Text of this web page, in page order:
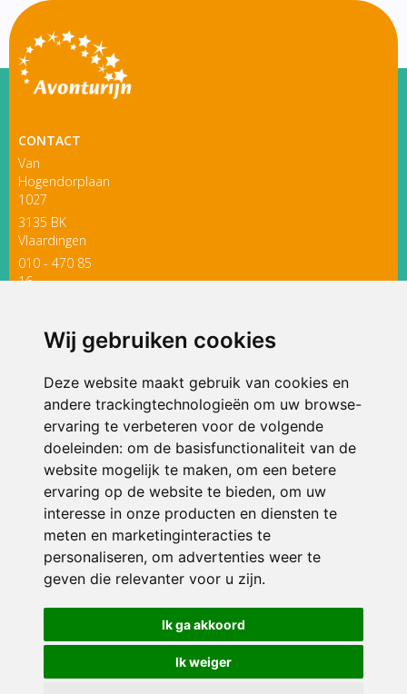
Wij gebruiken cookies
Deze website maakt gebruik van cookies en
andere trackingtechnologieën om uw browse-
ervaring te verbeteren voor de volgende
doeleinden: om de basisfunctionaliteit van de
website mogelijk te maken, om een betere
ervaring op de website te bieden, om uw
interesse in onze producten en diensten te
meten en marketinginteracties te
personaliseren, om advertenties weer te
geven die relevanter voor u zijn.
Ik ga akkoord
Ik weiger
CONTACT
Van
Hogendorplaan
1027
3135 BK
Vlaardingen
010 - 470 85
16
ONDERDEEL VAN
© 2026 Avonturijn | Alle rechten voorbehouden
Privacy policy|Disclaimer| Klachtenregeling|RSIN en Anbi
voorkeuren
Crealisatie The MindOffice